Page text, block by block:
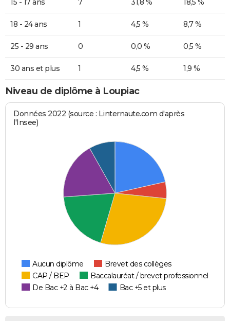
15 - 17 ans 7 31,8 % 18,5 %
18 - 24 ans 1 4,5 % 8,7 %
25 - 29 ans 0 0,0 % 0,5 %
30 ans et plus 1 4,5 % 1,9 %
Niveau de diplôme à Loupiac
Données 2022 (source : Linternaute.com d'après
l'Insee)
Aucun diplôme
Brevet des collèges
CAP / BEP
Baccalauréat / brevet professionnel
De Bac +2 à Bac +4
Bac +5 et plus